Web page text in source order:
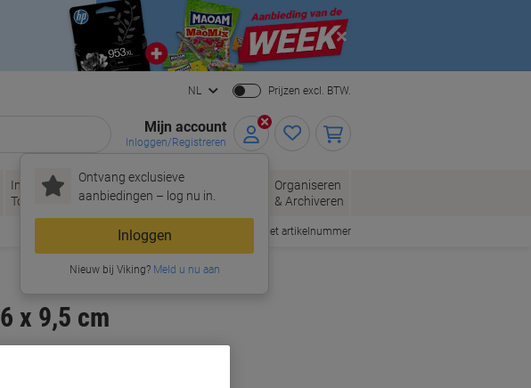
Close
NL Prijzen excl. BTW.
Mijn account
Inloggen/Registreren
Ontvang exclusieve
aanbiedingen – log nu in.
Inloggen
Nieuw bij Viking?Meld u nu aan
Inkt &
Toner
Papier, Enveloppen
& Verpakken
Kantoorartikelen
Organiseren
& Archiveren
Snel bestellen met artikelnummer
x 9,5 cm